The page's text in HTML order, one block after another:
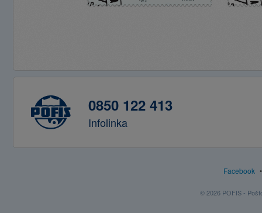
0850 122 413
Infolinka
Facebook
© 2026 POFIS -